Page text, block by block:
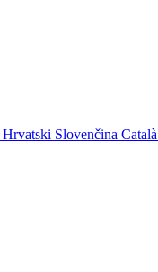
Hrvatski Slovenčina Català